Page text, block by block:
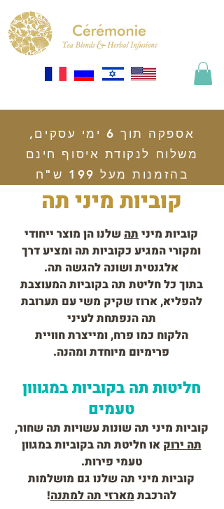
אספקה תוך 6 ימי עסקים,
משלוח לנקודת איסוף חינם
בהזמנות מעל 199 ש"ח
קוביות מיני תה
קוביות מיניתהשלנו הן מוצר ייחודי
ומקורי המגיע כקוביות תה ומציע דרך
אלגנטית ושונה להגשה תה.
בתוך כל חליטת תה בקוביות המעוצבת
להפליא, ארוז שקיק משי עם תערובת
תה הנפתחת לעיני
הלקוח כמו פרח, ומייצרת חוויית
פרימיום מיוחדת ומהנה.
חליטות תה בקוביות במגווון
טעמים
קוביות מיני תה שונות עשויות תה שחור,
תה ירוק או חליטת תה בקוביות במגוון
טעמי פירות.
קוביות מיני תה שלנו גם מושלמות
להרכבתמארזי תה למתנה!